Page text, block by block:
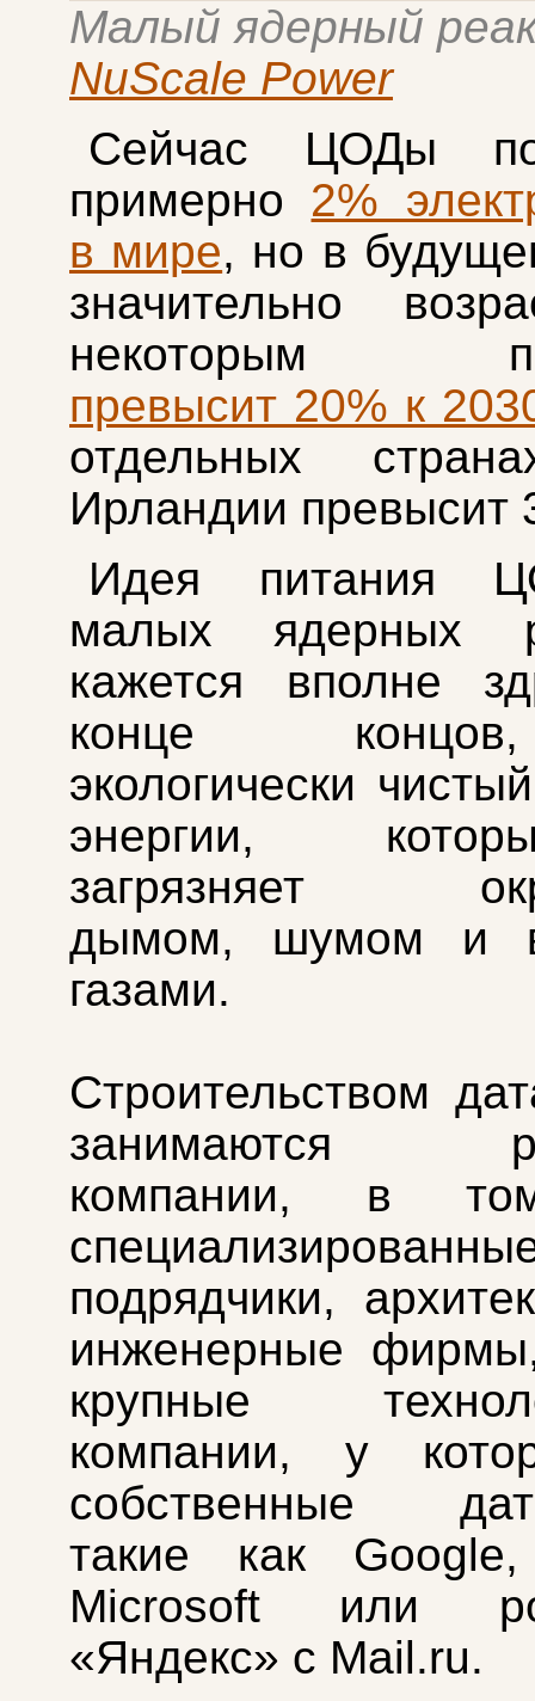
Малый ядерный
NuScale Power
Сейчас ЦОДы
примерно 2%
в мире, но в
значительно
некоторым
превысит 20% к
отдельных
Ирландии превысит
Идея питания
малых ядерных
кажется вполне
конце
экологически
энергии,
загрязняет
дымом, шумом и
газами.
Строительством
занимаются
компании, в
подрядчики,
инженерные
крупные
компании, у
собственные
такие как
Microsoft или
«Яндекс» с Mail.ru.